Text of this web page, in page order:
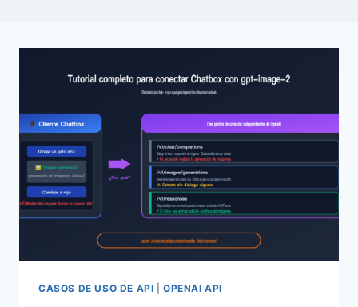
CASOS DE USO DE API |OPENAI API